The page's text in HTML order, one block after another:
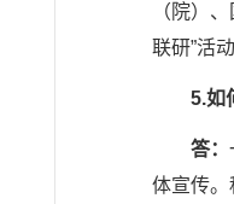
（院）
联研”活
5.如
答：
体宣传。